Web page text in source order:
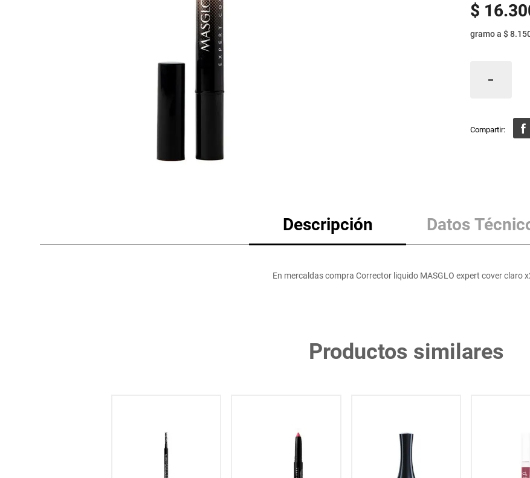
otros
$ 16.
gramoa $
Descripción Datos
En mercaldas compra Corrector liquido MASGLO expert cover claro
Productos similares
Aceite